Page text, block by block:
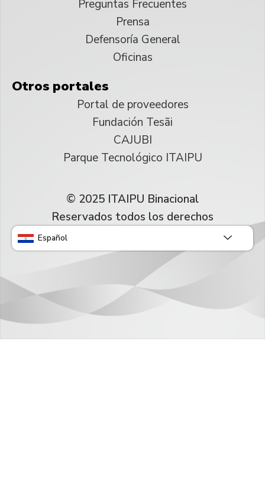
Preguntas Frecuentes
Prensa
Defensoría General
Oficinas
Otros portales
Portal de proveedores
Fundación Tesãi
CAJUBI
Parque Tecnológico ITAIPU
© 2025 ITAIPU Binacional
Reservados todos los derechos
Español